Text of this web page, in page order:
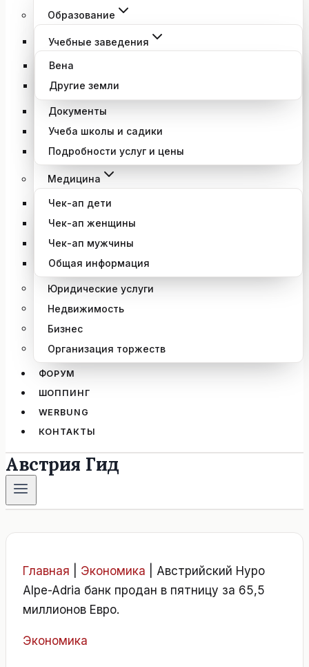
Образование
Учебные заведения
Вена
Другие земли
Документы
Учеба школы и садики
Подробности услуг и цены
Медицина
Чек-ап дети
Чек-ап женщины
Чек-ап мужчины
Общая информация
Юридические услуги
Недвижимость
Бизнес
Организация торжеств
ФОРУМ
ШОППИНГ
WERBUNG
КОНТАКТЫ
Австрия Гид
Главная Экономика
Австрийский Hypo
Alpe-Adria банк продан в пятницу за 65,5
миллионов Евро.
Экономика